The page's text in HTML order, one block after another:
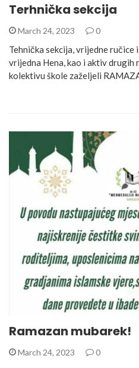
Terhnička sekcija
March 24, 2023 0
Tehnička sekcija, vrijedne ručice
vrijedna Hena, kao i aktiv drugih
kolektivu škole zaželjeli
Ramazan mubarek!
March 24, 2023 0